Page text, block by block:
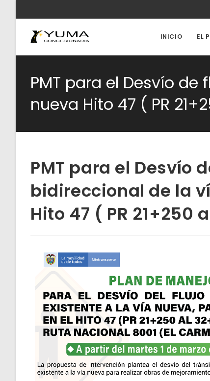
contenido
INICIO EL
PMT para el Desvío
nueva Hito 47 ( PR
PMT para el Desvío
bidireccional de la
Hito 47 ( PR 21+250